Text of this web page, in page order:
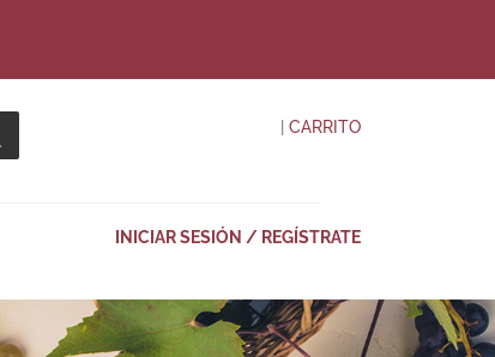
CARRITO
INICIAR SESIÓN / REGÍSTRATE